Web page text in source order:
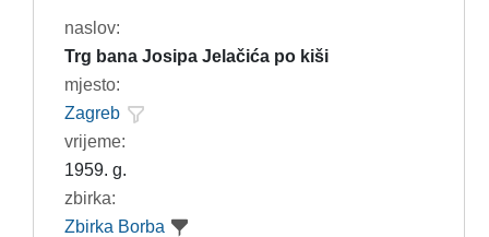
naslov:
Trg bana Josipa Jelačića po kiši
mjesto:
Zagreb
vrijeme:
1959. g.
zbirka:
Zbirka Borba